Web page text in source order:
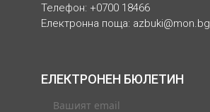
Телефон: +0700 18466
Електронна поща: azbuki@mon.bg
ЕЛЕКТРОНЕН БЮЛЕТИН